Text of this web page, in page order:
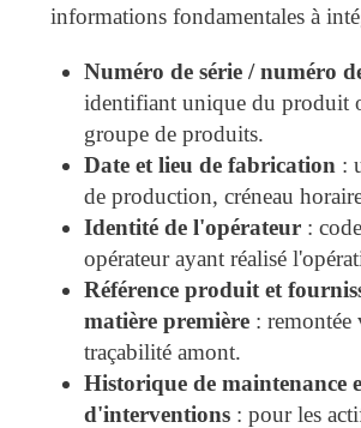
informations fondamentales à
Numéro de série / numéro
identifiant unique du produit
groupe de produits.
Date et lieu de fabrication :
de production, créneau
Identité de l'opérateur :
opérateur ayant réalisé
Référence produit et
matière première : remontée
traçabilité amont.
Historique de maintenance
d'interventions : pour les